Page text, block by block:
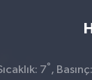
7° ,